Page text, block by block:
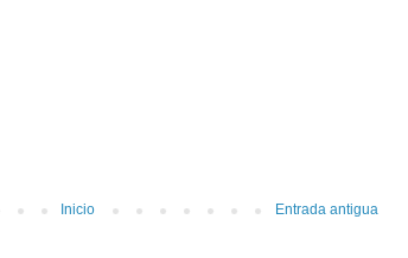
Entrada antigua
Inicio